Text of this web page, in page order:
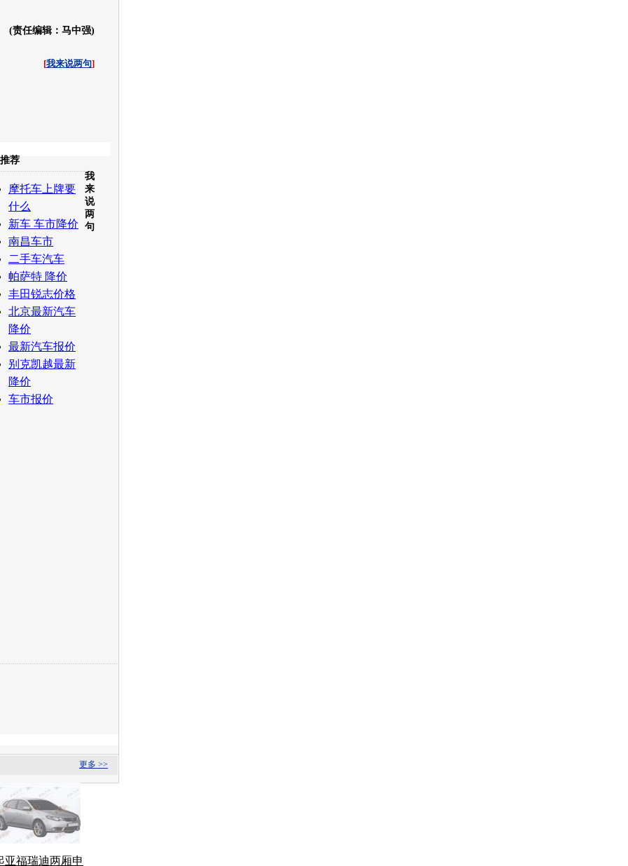
(责任编辑：马中强)
[我来说两句]
白社会 百度i贴吧
荐
摩托车上牌要
什么
新车 车市降价
南昌车市
二手车汽车
帕萨特 降价
丰田锐志价格
北京最新汽车
降价
最新汽车报价
别克凯越最新
降价
车市报价
我
来
说
两
句
更多 >>
亚福瑞迪两厢申